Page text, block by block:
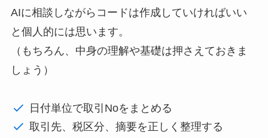
AIに相談しながらコードは作成していければいい
と個人的には思います。
（もちろん、中身の理解や基礎は押さえておきま
しょう）
日付単位で取引Noをまとめる
取引先、税区分、摘要を正しく整理する